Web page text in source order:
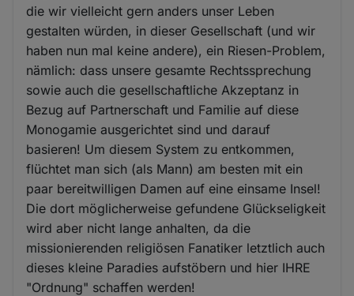
die wir vielleicht gern anders unser Leben
gestalten würden, in dieser Gesellschaft (und wir
haben nun mal keine andere), ein Riesen-Problem,
nämlich: dass unsere gesamte Rechtssprechung
sowie auch die gesellschaftliche Akzeptanz in
Bezug auf Partnerschaft und Familie auf diese
Monogamie ausgerichtet sind und darauf
basieren! Um diesem System zu entkommen,
flüchtet man sich (als Mann) am besten mit ein
paar bereitwilligen Damen auf eine einsame Insel!
Die dort möglicherweise gefundene Glückseligkeit
wird aber nicht lange anhalten, da die
missionierenden religiösen Fanatiker letztlich auch
dieses kleine Paradies aufstöbern und hier IHRE
"Ordnung" schaffen werden!